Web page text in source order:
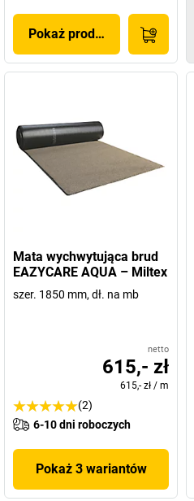
Pokaż produkt
Mata wychwytująca brud
EAZYCARE AQUA – Miltex
szer. 1850 mm, dł. na mb
netto
615,- zł
615,- zł / m
(2)
6-10 dni roboczych
Pokaż 3 wariantów